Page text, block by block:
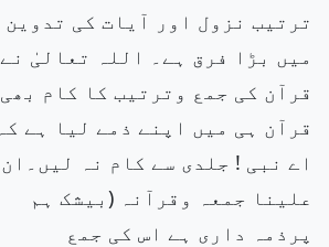
ترتیب نزول اور آیات کی تدوین
میں بڑا فرق ہے۔ اللہ تعالیٰ نے
قرآن کی جمع وترتیب کا کام بھی
قرآن ہی میں اپنے ذمے لیا ہے کہ
اے نبی ! جلدی سے کام نہ لیں۔ان
علینا جمعہ وقرآنہ (بیشک ہم
پرذمہ داری ہے اس کی جمع